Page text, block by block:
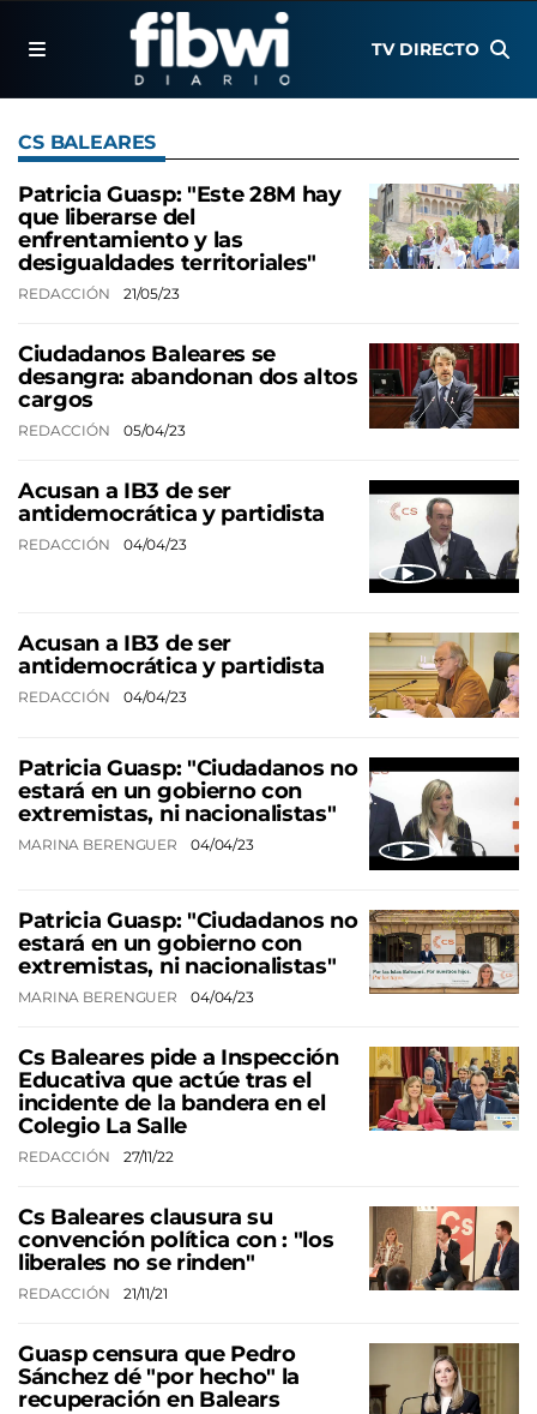
TV DIRECTO
CS BALEARES
Patricia Guasp: "Este 28M hay
que liberarse del
enfrentamiento y las
desigualdades territoriales"
REDACCIÓN 21/05/23
Ciudadanos Baleares se
desangra: abandonan dos altos
cargos
REDACCIÓN 05/04/23
Acusan a IB3 de ser
antidemocrática y partidista
REDACCIÓN 04/04/23
Acusan a IB3 de ser
antidemocrática y partidista
REDACCIÓN 04/04/23
Patricia Guasp: "Ciudadanos no
estará en un gobierno con
extremistas, ni nacionalistas"
MARINA BERENGUER 04/04/23
Patricia Guasp: "Ciudadanos no
estará en un gobierno con
extremistas, ni nacionalistas"
MARINA BERENGUER 04/04/23
Cs Baleares pide a Inspección
Educativa que actúe tras el
incidente de la bandera en el
Colegio La Salle
REDACCIÓN 27/11/22
Cs Baleares clausura su
convención política con : "los
liberales no se rinden"
REDACCIÓN 21/11/21
Guasp censura que Pedro
Sánchez dé "por hecho" la
recuperación en Balears